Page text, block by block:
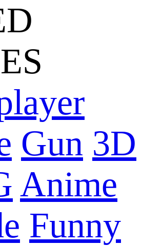
Gun 3D
Anime
Funny